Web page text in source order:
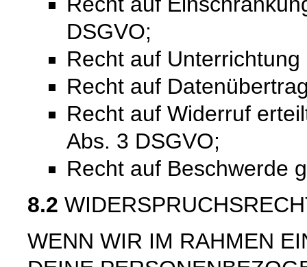
DSGVO;
Recht auf
Recht auf
Recht auf Widerruf
Abs. 3 DSGVO;
Recht auf Beschwerde
8.2
WENN WIR IM RAHMEN